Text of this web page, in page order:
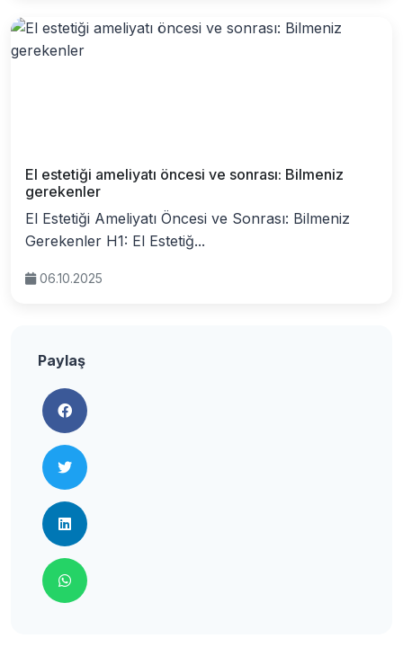
El estetiği ameliyatı öncesi ve sonrası: Bilmeniz
gerekenler
El Estetiği Ameliyatı Öncesi ve Sonrası: Bilmeniz
Gerekenler H1: El Estetiğ...
06.10.2025
Paylaş